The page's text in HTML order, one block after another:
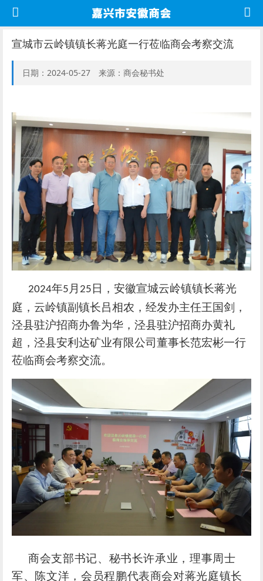
宣城市云岭镇镇长蒋光庭一行莅临商会考察交流
日期：2024-05-27 来源：商会秘书处
2024年5 月 25 日，安徽宣城云岭镇镇长蒋光
庭，云岭镇副镇长吕相农，经发办主任王国剑，
泾县驻沪招商办鲁为华 ，泾县驻沪招商办黄礼
超，泾县安利达矿业有限公司董事长范宏彬一行
莅临商会考察交流。
商会支部书记、秘书长许承业，理事周士
军、 陈文洋 ， 会员程鹏代表商会对蒋光庭镇长